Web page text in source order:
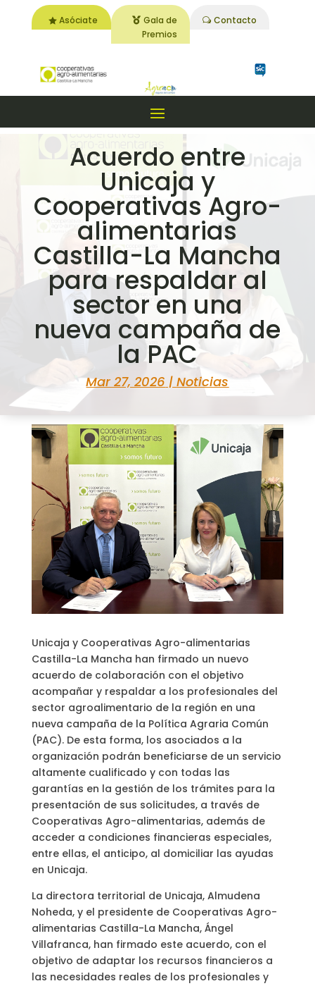
Asóciate
Gala de
Premios
Contacto
Acuerdo entre
Unicaja y
Cooperativas Agro-
alimentarias
Castilla-La Mancha
para respaldar al
sector en una
nueva campaña de
la PAC
Mar 27, 2026 |Noticias
Unicaja y Cooperativas Agro-alimentarias
Castilla-La Mancha han firmado un nuevo
acuerdo de colaboración con el objetivo
acompañar y respaldar a los profesionales del
sector agroalimentario de la región en una
nueva campaña de la Política Agraria Común
(PAC). De esta forma, los asociados a la
organización podrán beneficiarse de un servicio
altamente cualificado y con todas las
garantías en la gestión de los trámites para la
presentación de sus solicitudes, a través de
Cooperativas Agro-alimentarias, además de
acceder a condiciones financieras especiales,
entre ellas, el anticipo, al domiciliar las ayudas
en Unicaja.
La directora territorial de Unicaja, Almudena
Noheda, y el presidente de Cooperativas Agro-
alimentarias Castilla-La Mancha, Ángel
Villafranca, han firmado este acuerdo, con el
objetivo de adaptar los recursos financieros a
las necesidades reales de los profesionales y